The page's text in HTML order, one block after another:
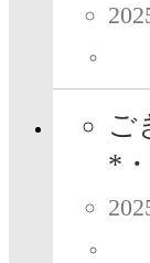
ご
*